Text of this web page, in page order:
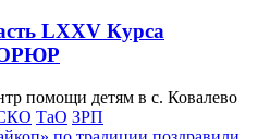
LXXV Курса
ОРЮР
помощи детям в с. Ковалево
ТаО ЗРП